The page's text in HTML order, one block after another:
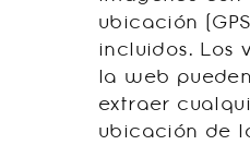
ubicación
incluidos. Los
la web
extraer
ubicación de